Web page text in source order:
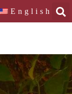
English